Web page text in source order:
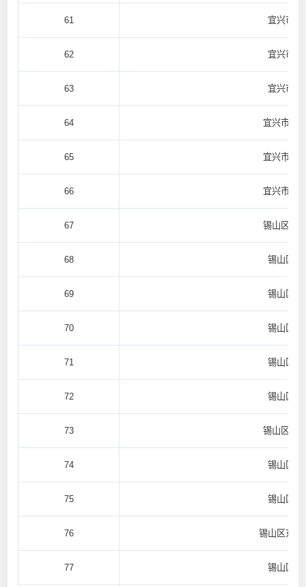
61 宜兴市丁
62 宜兴市丁
63 宜兴市丁
64 宜兴市宜
65 宜兴市新
66 宜兴市新
67 锡山区安
68 锡山区羊
69 锡山区羊
70 锡山区鹅
71 锡山区鹅
72 锡山区锡
73 锡山区锡
74 锡山区锡
75 锡山区东
76 锡山区东港
77 锡山区东